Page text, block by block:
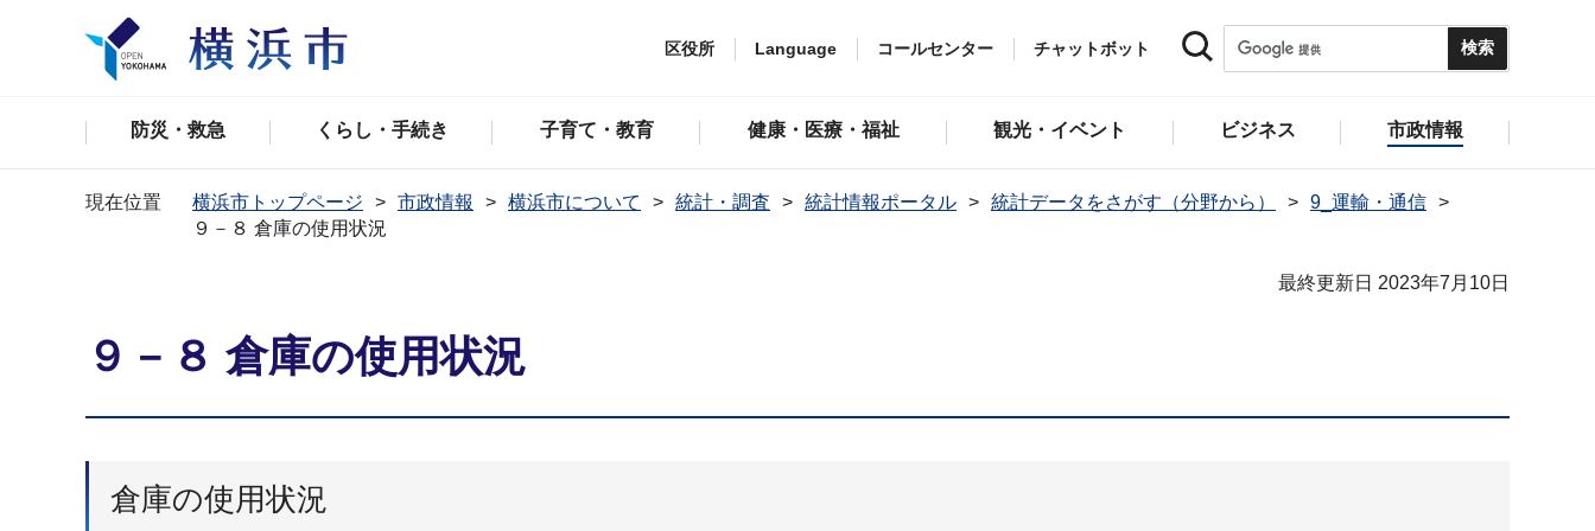
区役所 Language コールセンター チャットボット
防災・救急 くらし・手続き 子育て・教育 健康・医療・福祉 観光・イベント ビジネス 市政情報
現在位置 横浜市トップページ 市政情報 横浜市について 統計・調査 統計情報ポータル 統計データをさがす（分野から）
9_運輸・通信
９－８ 倉庫の使用状況
最終更新日 2023年7月10日
９－８ 倉庫の使用状況
倉庫の使用状況